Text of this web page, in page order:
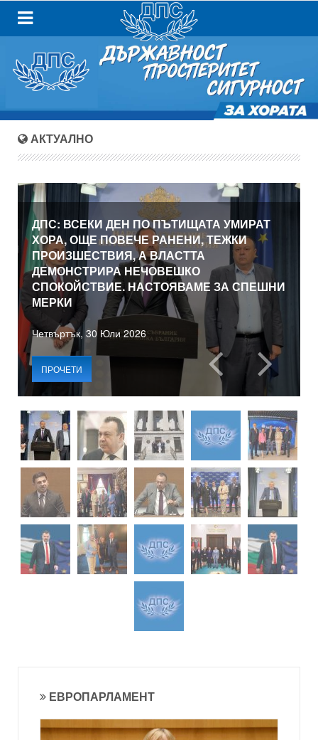
АКТУАЛНО
ДПС: ВСЕКИ ДЕН ПО ПЪТИЩАТА УМИРАТ
ХОРА, ОЩЕ ПОВЕЧЕ РАНЕНИ, ТЕЖКИ
ПРОИЗШЕСТВИЯ, А ВЛАСТТА
ДЕМОНСТРИРА НЕЧОВЕШКО
СПОКОЙСТВИЕ. НАСТОЯВАМЕ ЗА СПЕШНИ
МЕРКИ
Четвъртък, 30 Юли 2026
ПРОЧЕТИ
ЕВРОПАРЛАМЕНТ